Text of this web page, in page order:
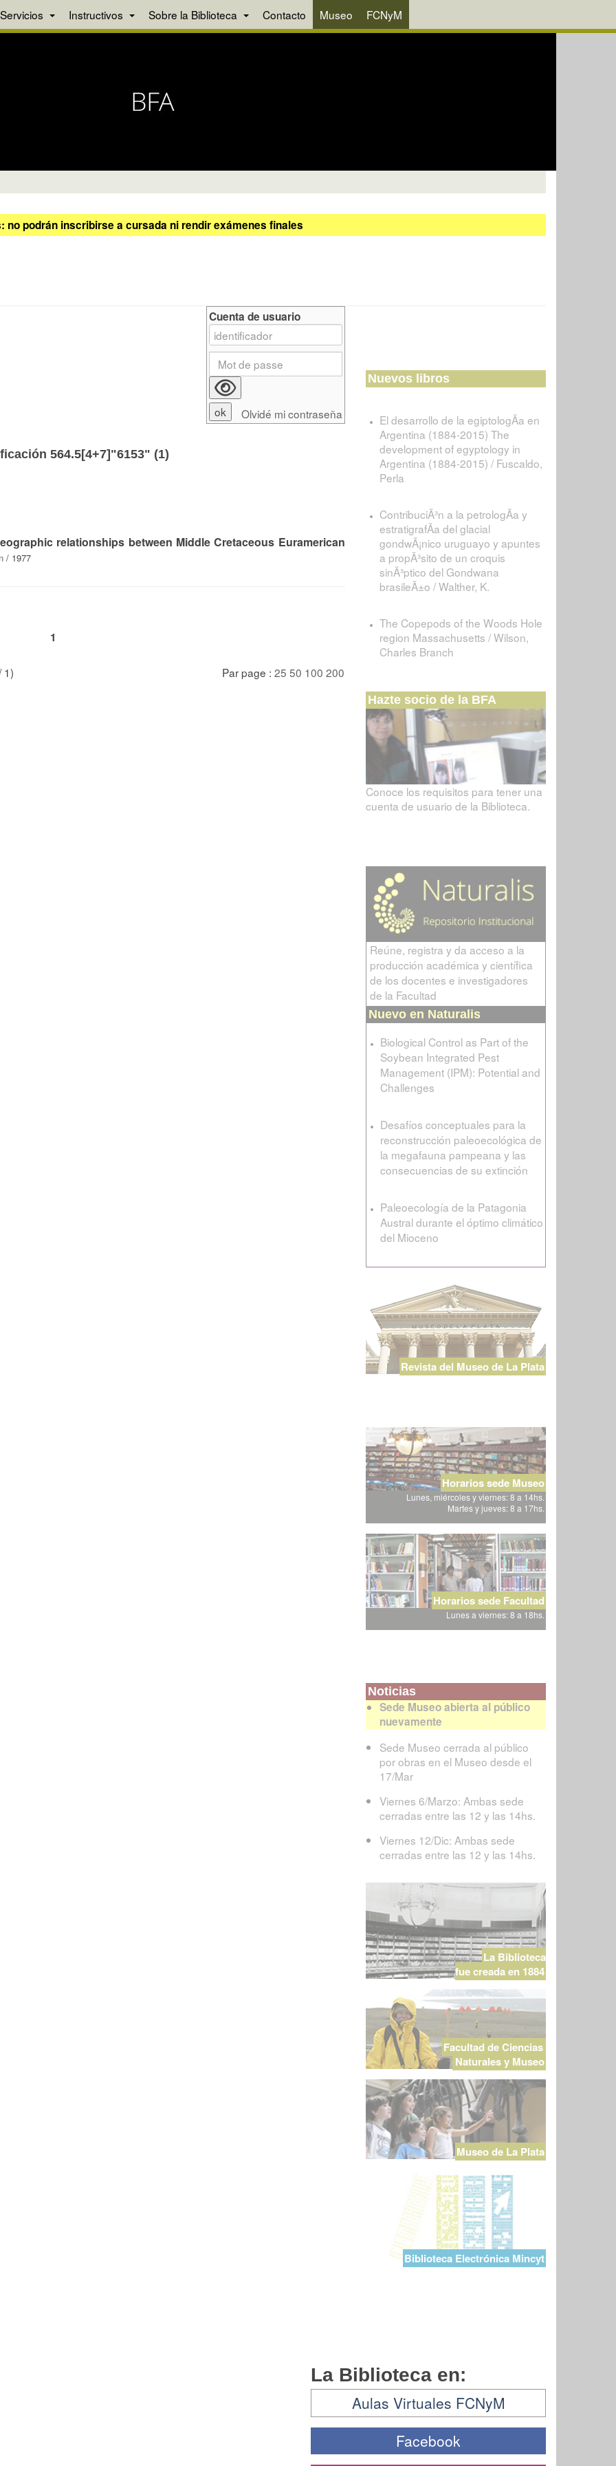
Servicios Instructivos Sobre la Biblioteca Contacto Museo FCNyM
podrán inscribirse a cursada ni rendir exámenes finales
564.5[4+7]"6153" (1)
relationships between Middle Cretaceous Euramerican
/ 1977
1
1) Par page : 25 50 100 200
Cuenta de usuario
Olvidé mi contraseña
Nuevos libros
El desarrollo de la egiptologÃ­a en
Argentina (1884-2015) The
development of egyptology in
Argentina (1884-2015) / Fuscaldo,
Perla
ContribuciÃ³n a la petrologÃ­a y
estratigrafÃ­a del glacial
gondwÃ¡nico uruguayo y apuntes
a propÃ³sito de un croquis
sinÃ³ptico del Gondwana
brasileÃ±o / Walther, K.
The Copepods of the Woods Hole
region Massachusetts / Wilson,
Charles Branch
Hazte socio de la BFA
Conoce los requisitos para tener una
cuenta de usuario de la Biblioteca.
Reúne, registra y da acceso a la
producción académica y científica
de los docentes e investigadores
de la Facultad
Nuevo en Naturalis
Biological Control as Part of the
Soybean Integrated Pest
Management (IPM): Potential and
Challenges
Desafíos conceptuales para la
reconstrucción paleoecológica de
la megafauna pampeana y las
consecuencias de su extinción
Paleoecología de la Patagonia
Austral durante el óptimo climático
del Mioceno
Revista del Museo de La Plata
Horarios sede Museo
Lunes, miércoles y viernes: 8 a 14hs.
Martes y jueves: 8 a 17hs.
Horarios sede Facultad
Lunes a viernes: 8 a 18hs.
Noticias
Sede Museo abierta al público
nuevamente
Sede Museo cerrada al público
por obras en el Museo desde el
17/Mar
Viernes 6/Marzo: Ambas sede
cerradas entre las 12 y las 14hs.
Viernes 12/Dic: Ambas sede
cerradas entre las 12 y las 14hs.
La Biblioteca
fue creada en 1884
Facultad de Ciencias
Naturales y Museo
Museo de La Plata
Biblioteca Electrónica Mincyt
La Biblioteca en:
Aulas Virtuales FCNyM
Facebook